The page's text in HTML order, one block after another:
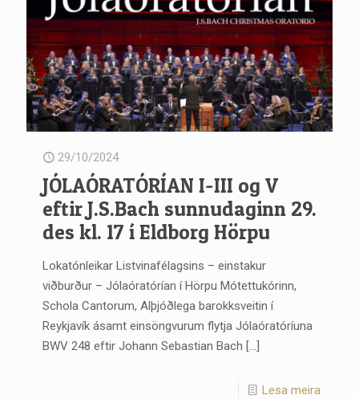
29/10/2024
JÓLAÓRATÓRÍAN I-III og V
eftir J.S.Bach sunnudaginn 29.
des kl. 17 í Eldborg Hörpu
Lokatónleikar Listvinafélagsins – einstakur
viðburður – Jólaóratórían í Hörpu Mótettukórinn,
Schola Cantorum, Alþjóðlega barokksveitin í
Reykjavík ásamt einsöngvurum flytja Jólaóratóríuna
BWV 248 eftir Johann Sebastian Bach […]
Lesa meira